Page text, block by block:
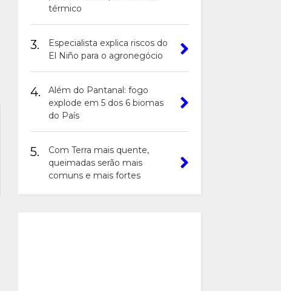
térmico
3.
Especialista explica riscos do
El Niño para o agronegócio
4.
Além do Pantanal: fogo
explode em 5 dos 6 biomas
do País
5.
Com Terra mais quente,
queimadas serão mais
comuns e mais fortes